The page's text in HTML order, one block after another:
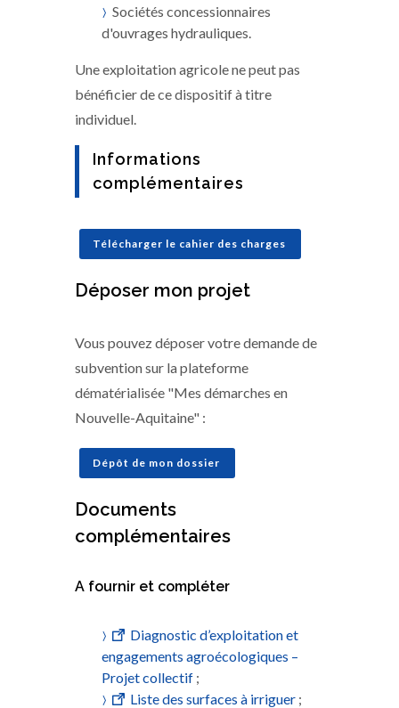
Sociétés concessionnaires
d'ouvrages hydrauliques.
Une exploitation agricole ne peut pas
bénéficier de ce dispositif à titre
individuel.
Informations
complémentaires
Télécharger le cahier des charges
Déposer mon projet
Vous pouvez déposer votre demande de
subvention sur la plateforme
dématérialisée "Mes démarches en
Nouvelle-Aquitaine" :
Dépôt de mon dossier
Documents
complémentaires
A fournir et compléter
Diagnostic d’exploitation et
engagements agroécologiques –
Projet collectif ;
Liste des surfaces à irriguer ;